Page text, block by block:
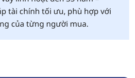
tài chính tối ưu, phù hợp với
của từng người mua.